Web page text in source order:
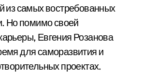
из самых востребованных
Но помимо своей
Евгения Розанова
для саморазвития и
проектах.